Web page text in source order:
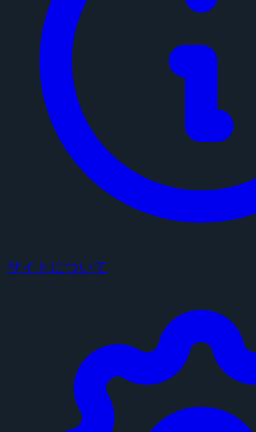
サイトについて